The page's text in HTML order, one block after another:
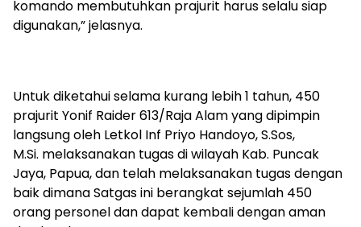
komando membutuhkan prajurit harus selalu siap
digunakan,” jelasnya.
Untuk diketahui selama kurang lebih 1 tahun, 450
prajurit Yonif Raider 613/Raja Alam yang dipimpin
langsung oleh Letkol Inf Priyo Handoyo, S.Sos,
M.Si. melaksanakan tugas di wilayah Kab. Puncak
Jaya, Papua, dan telah melaksanakan tugas dengan
baik dimana Satgas ini berangkat sejumlah 450
orang personel dan dapat kembali dengan aman